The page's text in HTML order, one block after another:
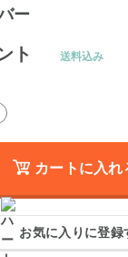
ー
ト 送料込み
カートに入れ
お気に入りに登録